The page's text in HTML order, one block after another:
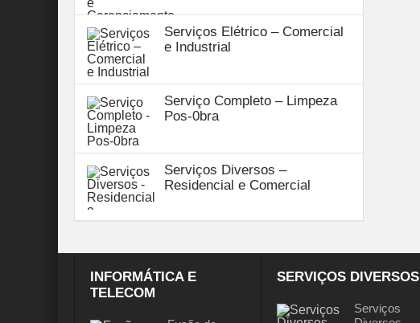
Serviços Elétrico – Comercial
e Industrial
Serviço Completo – Limpeza
Pos-0bra
Serviços Diversos –
Residencial e Comercial
INFORMÁTICA E
TELECOM
SERVIÇOS DIVERSOS
Serviços